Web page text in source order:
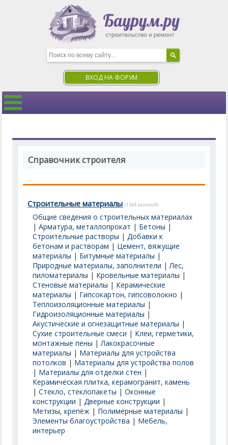
ВХОД НА ФОРУМ
Справочник строителя
Строительные материалы (1344 записей)
Общие сведения о строительных материалах
|Арматура, металлопрокат | Бетоны |
Строительные растворы |Добавки к
бетонам и растворам | Цемент, вяжущие
материалы | Битумные материалы |
Природные материалы, заполнители |Лес,
пиломатериалы | Кровельные материалы |
Стеновые материалы | Керамические
материалы | Гипсокартон, гипсоволокно |
Теплоизоляционные материалы |
Гидроизоляционные материалы |
Акустические и огнезащитные материалы |
Сухие строительные смеси | Клеи, герметики,
монтажные пены |Лакокрасочные
материалы | Материалы для устройства
потолков | Материалы для устройства полов
| Материалы для отделки стен |
Керамическая плитка, керамогранит, камень
|Стекло, стеклопакеты |Оконные
конструкции |Дверные конструкции |
Метизы, крепёж | Полимерные материалы |
Элементы благоустройства | Мебель,
интерьер